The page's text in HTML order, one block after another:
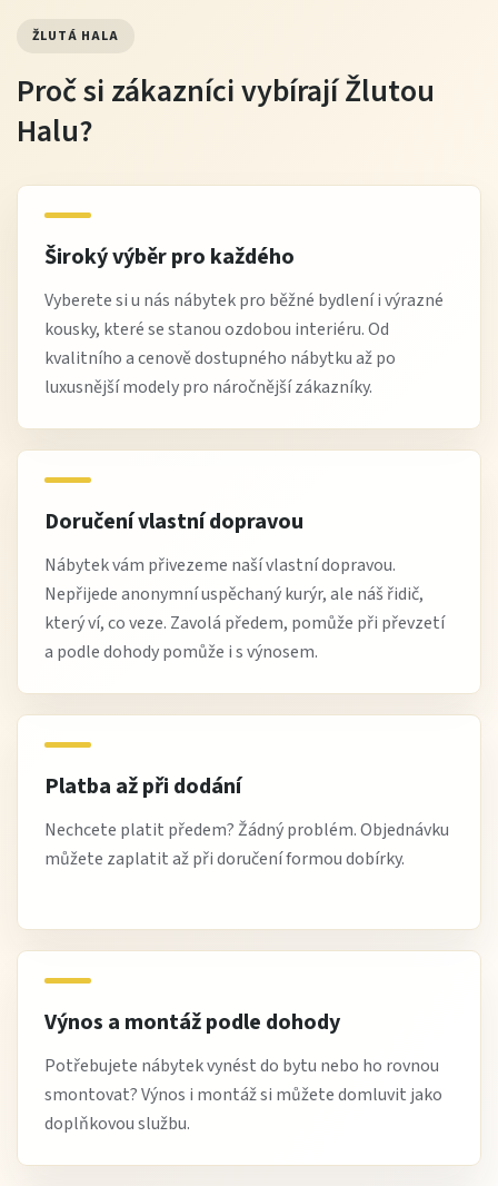
ŽLUTÁ HALA
Proč si zákazníci vybírají Žlutou
Halu?
Široký výběr pro každého
Vyberete si u nás nábytek pro běžné bydlení i výrazné
kousky, které se stanou ozdobou interiéru. Od
kvalitního a cenově dostupného nábytku až po
luxusnější modely pro náročnější zákazníky.
Doručení vlastní dopravou
Nábytek vám přivezeme naší vlastní dopravou.
Nepřijede anonymní uspěchaný kurýr, ale náš řidič,
který ví, co veze. Zavolá předem, pomůže při převzetí
a podle dohody pomůže i s výnosem.
Platba až při dodání
Nechcete platit předem? Žádný problém. Objednávku
můžete zaplatit až při doručení formou dobírky.
Výnos a montáž podle dohody
Potřebujete nábytek vynést do bytu nebo ho rovnou
smontovat? Výnos i montáž si můžete domluvit jako
doplňkovou službu.